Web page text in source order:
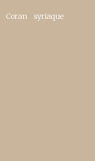
Coran syriaque